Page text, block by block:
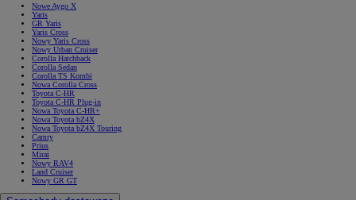
Nowe Aygo X
Yaris
GR Yaris
Yaris Cross
Nowy Yaris Cross
Nowy Urban Cruiser
Corolla Hatchback
Corolla Sedan
Corolla TS Kombi
Nowa Corolla Cross
Toyota C-HR
Toyota C-HR Plug-in
Nowa Toyota C-HR+
Nowa Toyota bZ4X
Nowa Toyota bZ4X Touring
Camry
Prius
Mirai
Nowy RAV4
Land Cruiser
Nowy GR GT